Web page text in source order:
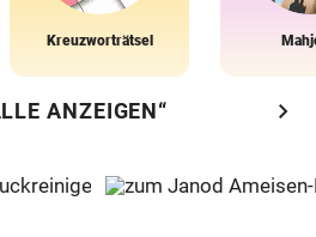
Kreuzworträtsel
ANZEIGEN“ chevron_right